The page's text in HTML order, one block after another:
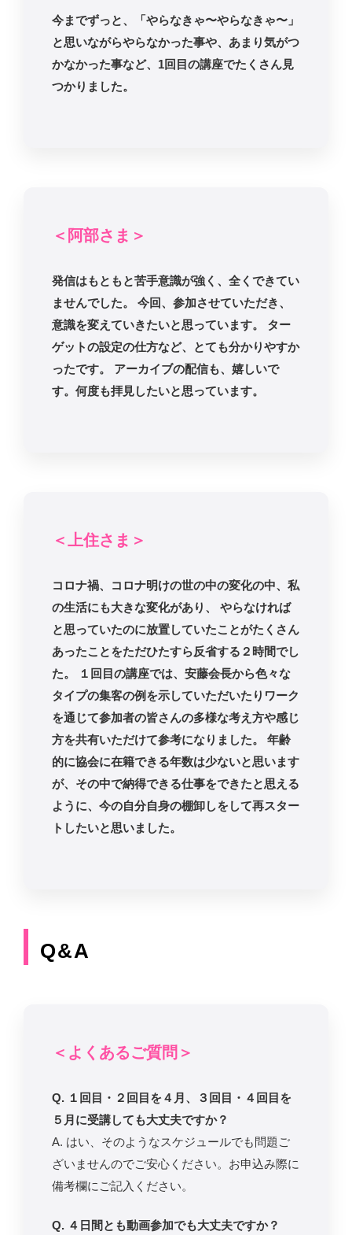
今までずっと、「やらなきゃ〜やらなきゃ〜」
と思いながらやらなかった事や、あまり気がつ
かなかった事など、1回目の講座でたくさん見
つかりました。
＜阿部さま＞
発信はもともと苦手意識が強く、全くできてい
ませんでした。 今回、参加させていただき、
意識を変えていきたいと思っています。 ター
ゲットの設定の仕方など、とても分かりやすか
ったです。 アーカイブの配信も、嬉しいで
す。何度も拝見したいと思っています。
＜上住さま＞
コロナ禍、コロナ明けの世の中の変化の中、私
の生活にも大きな変化があり、 やらなければ
と思っていたのに放置していたことがたくさん
あったことをただひたすら反省する２時間でし
た。 １回目の講座では、安藤会長から色々な
タイプの集客の例を示していただいたりワーク
を通じて参加者の皆さんの多様な考え方や感じ
方を共有いただけて参考になりました。 年齢
的に協会に在籍できる年数は少ないと思います
が、その中で納得できる仕事をできたと思える
ように、今の自分自身の棚卸しをして再スター
トしたいと思いました。
Q&A
＜よくあるご質問＞
Q. １回目・２回目を４月、３回目・４回目を
５月に受講しても大丈夫ですか？
A. はい、そのようなスケジュールでも問題ご
ざいませんのでご安心ください。お申込み際に
備考欄にご記入ください。
Q. ４日間とも動画参加でも大丈夫ですか？